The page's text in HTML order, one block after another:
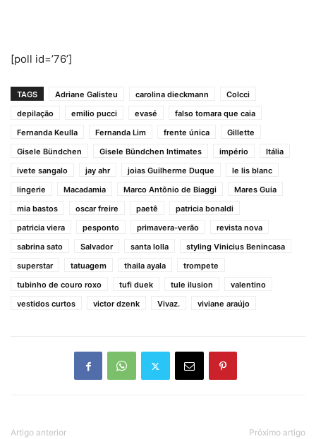
[poll id=’76’]
TAGS Adriane Galisteu carolina dieckmann
Colcci
depilação
emilio pucci evasé
falso tomara que caia
Fernanda Keulla
Fernanda Lim frente única
Gillette
Gisele Bündchen
Gisele Bündchen Intimates império
Itália
ivete sangalo
jay ahr joias Guilherme Duque
le lis blanc
lingerie
Macadamia Marco Antônio de Biaggi
Mares Guia
mia bastos
oscar freire paetê
patricia bonaldi
patricia viera
pesponto primavera-verão
revista nova
sabrina sato
Salvador santa lolla
styling Vinicius Benincasa
superstar
tatuagem thaila ayala
trompete
tubinho de couro roxo
tufi duek tule ilusion
valentino
vestidos curtos
victor dzenk Vivaz. viviane araújo
Artigo anterior Próximo artigo